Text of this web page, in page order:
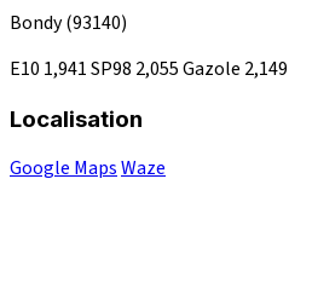
Bondy(93140)
E10 1,941SP98 2,055Gazole 2,149
Localisation
Google MapsWaze